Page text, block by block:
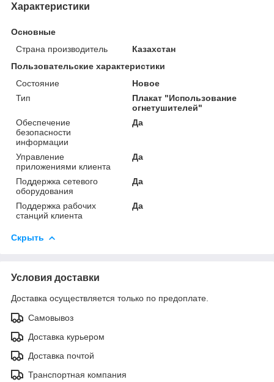
Характеристики
Основные
Страна производитель
Казахстан
Пользовательские характеристики
Состояние
Новое
Тип
Плакат "Использование
огнетушителей"
Обеспечение
безопасности
информации
Да
Управление
приложениями клиента
Да
Поддержка сетевого
оборудования
Да
Поддержка рабочих
станций клиента
Да
Скрыть
Условия доставки
Доставка осуществляется только по предоплате.
Самовывоз
Доставка курьером
Доставка почтой
Транспортная компания